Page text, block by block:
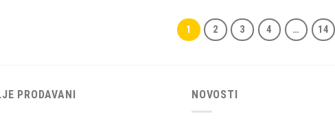
1 2 3 4 … 14
PRODAVANI NOVOSTI